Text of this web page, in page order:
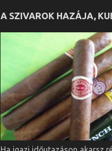
A SZIVAROK HAZÁJA,